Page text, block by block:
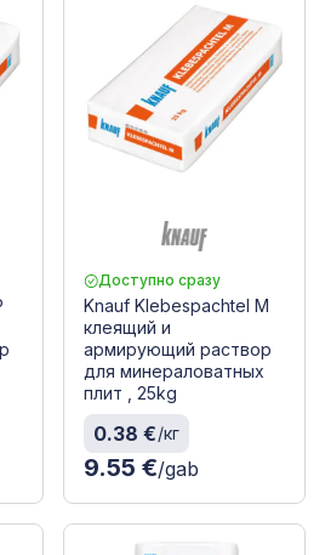
Доступно сразу
Knauf Klebespachtel M
клеящий и
армирующий раствор
для минераловатных
плит , 25kg
0.38 €/кг
9.55 €/gab